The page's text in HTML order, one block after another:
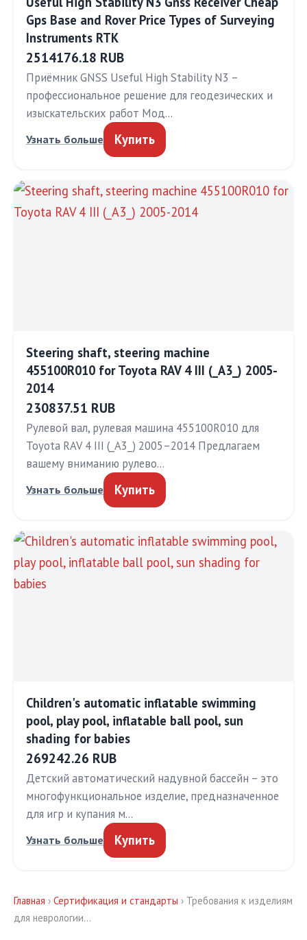
Gps Base and Rover Price Types of Surveying
Instruments RTK
2514176.18 RUB
Приёмник GNSS Useful High Stability N3 –
профессиональное решение для геодезических и
изыскательских работ Мод…
Узнать больше Купить
Steering shaft, steering machine
455100R010 for Toyota RAV 4 III (_A3_) 2005-
2014
230837.51 RUB
Рулевой вал, рулевая машина 455100R010 для
Toyota RAV 4 III (_A3_) 2005–2014 Предлагаем
вашему вниманию рулево…
Узнать больше Купить
Children's automatic inflatable swimming
pool, play pool, inflatable ball pool, sun
shading for babies
269242.26 RUB
Детский автоматический надувной бассейн – это
многофункциональное изделие, предназначенное
для игр и купания м…
Узнать больше Купить
Главная › Сертификация и стандарты › Требования к изделиям
для неврологии…